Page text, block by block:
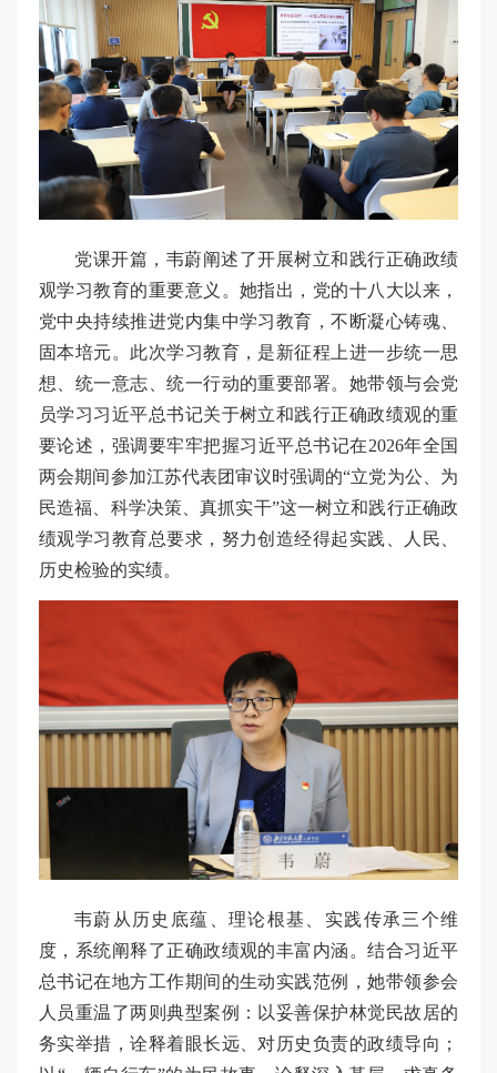
党课开篇，韦蔚阐述了开展树立和践行正确政绩
观学习教育的重要意义。她指出，党的十八大以来，
党中央持续推进党内集中学习教育，不断凝心铸魂、
固本培元。此次学习教育，是新征程上进一步统一思
想、统一意志、统一行动的重要部署。她带领与会党
员学习习近平总书记关于树立和践行正确政绩观的重
要论述，强调要牢牢把握习近平总书记在2026年全国
两会期间参加江苏代表团审议时强调的“立党为公、为
民造福、科学决策、真抓实干”这一树立和践行正确政
绩观学习教育总要求，努力创造经得起实践、人民、
历史检验的实绩。
韦蔚从历史底蕴、理论根基、实践传承三个维
度，系统阐释了正确政绩观的丰富内涵。结合习近平
总书记在地方工作期间的生动实践范例，她带领参会
人员重温了两则典型案例：以妥善保护林觉民故居的
务实举措，诠释着眼长远、对历史负责的政绩导向；